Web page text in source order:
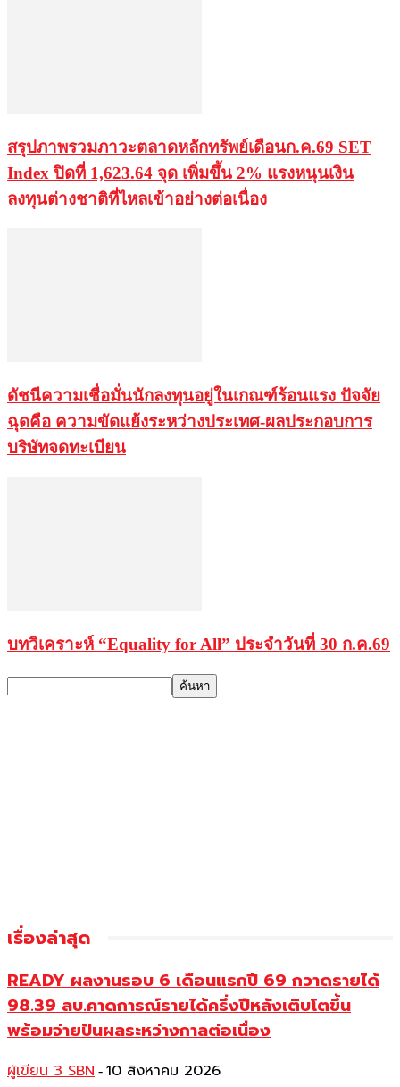
สรุปภาพรวมภาวะตลาดหลักทรัพย์เดือนก.ค.69 SET
Index ปิดที่ 1,623.64 จุด เพิ่มขึ้น 2% แรงหนุนเงิน
ลงทุนต่างชาติที่ไหลเข้าอย่างต่อเนื่อง
ดัชนีความเชื่อมั่นนักลงทุนอยู่ในเกณฑ์ร้อนแรง ปัจจัย
ฉุดคือ ความขัดแย้งระหว่างประเทศ-ผลประกอบการ
บริษัทจดทะเบียน
บทวิเคราะห์ “Equality for All” ประจำวันที่ 30 ก.ค.69
เรื่องล่าสุด
READY ผลงานรอบ 6 เดือนแรกปี 69 กวาดรายได้
98.39 ลบ.คาดการณ์รายได้ครึ่งปีหลังเติบโตขึ้น
พร้อมจ่ายปันผลระหว่างกาลต่อเนื่อง
ผู้เขียน 3 SBN - 10 สิงหาคม 2026